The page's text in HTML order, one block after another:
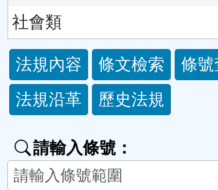
社會類
法
規
功
按
鈕
法規內容 條文檢索
條
法規沿革
歷史法規
請輸入條號：